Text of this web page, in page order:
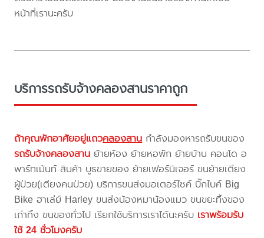
หน้าที่เรานะครับ
บริการรถรับจ้างคลองสานราคาถูก
ถ้าคุณพักอาศัยอยู่แถวคลองสาน กำลังมองหารถรับขนของ
รถรับจ้างคลองสาน ย้ายห้อง ย้ายหอพัก ย้ายบ้าน คอนโด อ
พาร์ทเม้นท์ สินค้า บูธขายของ ย้ายเฟอร์นิเจอร์ ขนย้ายเตียง
ผู้ป่วย(เตียงคนป่วย) บริการขนส่งมอเตอร์ไซค์ บิ๊กไบค์ Big
Bike ฮาเล่ย์ Harley ขนส่งน้องหมาน้องแมว ขนขยะทิ้งของ
เก่าทิ้ง ขนของทั่วไป เรียกใช้บริการเราได้นะครับ เราพร้อมรับ
ใช้ 24 ชั่วโมงครับ